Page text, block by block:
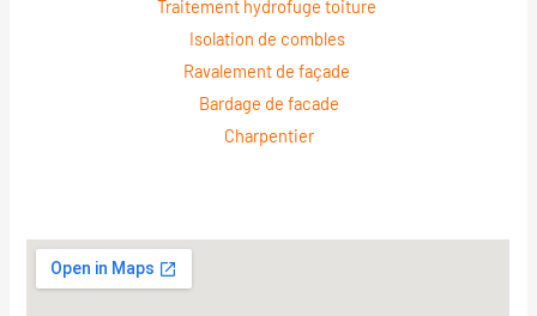
Traitement hydrofuge toiture
Isolation de combles
Ravalement de façade
Bardage de facade
Charpentier